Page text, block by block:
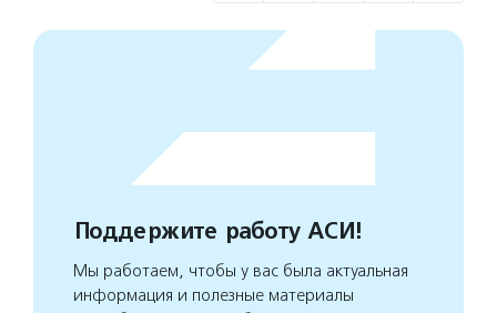
Поддержите работу АСИ!
Мы работаем, чтобы у вас была актуальная
информация и полезные материалы